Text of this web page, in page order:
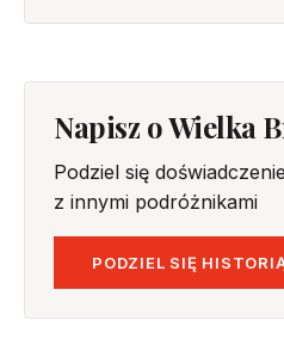
Napisz o Wielka
Podziel się
z innymi podróżnikami
PODZIEL SIĘ